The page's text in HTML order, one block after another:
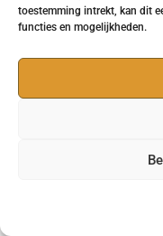
toestemming intrekt, kan dit
functies en mogelijkheden.
Eetcafe de